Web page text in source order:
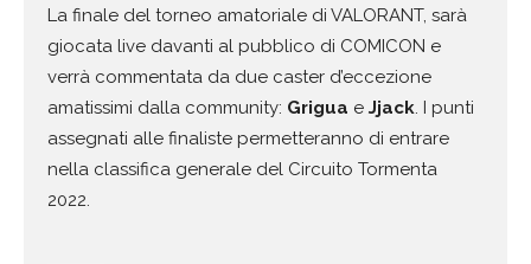
La finale del torneo amatoriale di VALORANT, sarà
giocata live davanti al pubblico di COMICON e
verrà commentata da due caster d’eccezione
amatissimi dalla community: Grigua e Jjack. I punti
assegnati alle finaliste permetteranno di entrare
nella classifica generale del Circuito Tormenta
2022.